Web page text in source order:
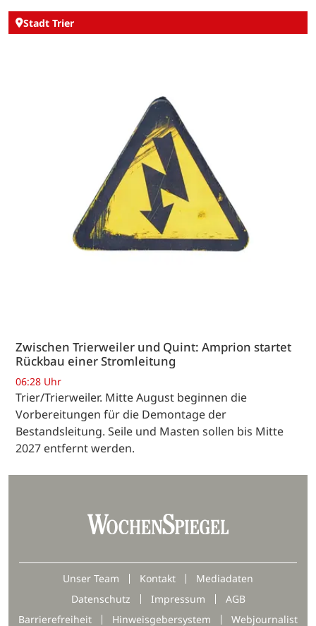
Stadt Trier
Zwischen Trierweiler und Quint: Amprion startet
Rückbau einer Stromleitung
06:28 Uhr
Trier/Trierweiler. Mitte August beginnen die
Vorbereitungen für die Demontage der
Bestandsleitung. Seile und Masten sollen bis Mitte
2027 entfernt werden.
Unser Team Kontakt
Mediadaten
Datenschutz
Impressum
AGB
Barrierefreiheit
Hinweisgebersystem Webjournalist